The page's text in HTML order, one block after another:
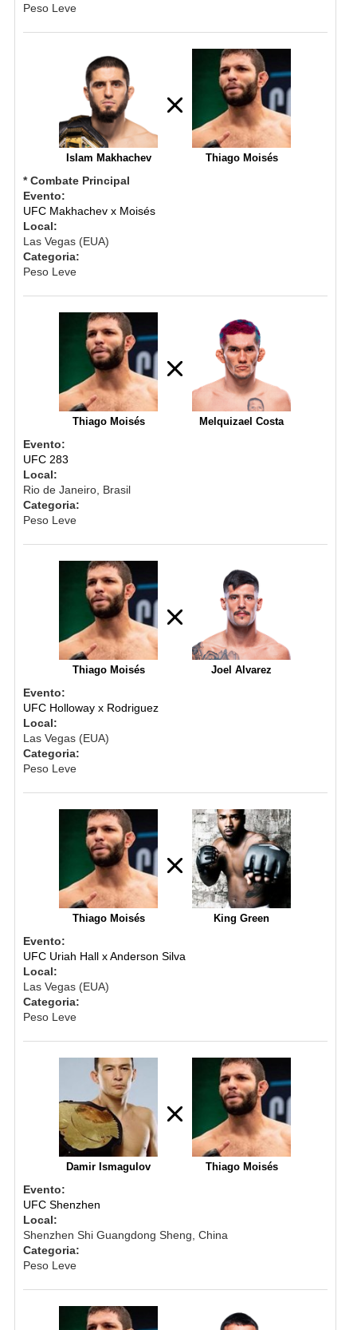
Peso Leve
Islam Makhachev Thiago Moisés
* Combate Principal
Evento:
UFC Makhachev x Moisés
Local:
Las Vegas (EUA)
Categoria:
Peso Leve
Thiago Moisés Melquizael Costa
Evento:
UFC 283
Local:
Rio de Janeiro, Brasil
Categoria:
Peso Leve
Thiago Moisés Joel Alvarez
Evento:
UFC Holloway x Rodriguez
Local:
Las Vegas (EUA)
Categoria:
Peso Leve
Thiago Moisés King Green
Evento:
UFC Uriah Hall x Anderson Silva
Local:
Las Vegas (EUA)
Categoria:
Peso Leve
Damir Ismagulov Thiago Moisés
Evento:
UFC Shenzhen
Local:
Shenzhen Shi Guangdong Sheng, China
Categoria:
Peso Leve